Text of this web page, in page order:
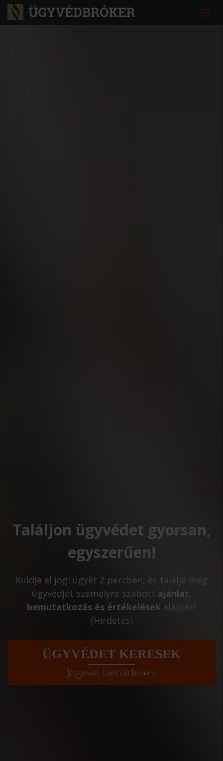
Találjon ügyvédet gyorsan,
egyszerűen!
Küldje el jogi ügyét 2 percben, és találja meg
ügyvédjét személyre szabott ajánlat,
bemutatkozás és értékelések alapján!
(Hirdetés)
ÜGYVÉDET KERESEK
Jogeset beküldése »